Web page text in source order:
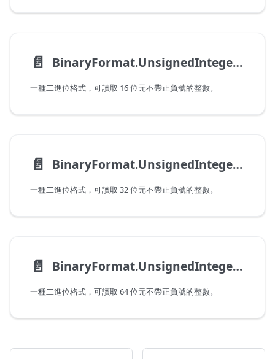
📄️ BinaryFormat.UnsignedInteger16
一種二進位格式，可讀取 16 位元不帶正負號的整數。
📄️ BinaryFormat.UnsignedInteger32
一種二進位格式，可讀取 32 位元不帶正負號的整數。
📄️ BinaryFormat.UnsignedInteger64
一種二進位格式，可讀取 64 位元不帶正負號的整數。